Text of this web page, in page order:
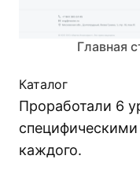
Главная
Каталог
Проработали 6
каждого.